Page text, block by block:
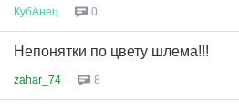
КубАнец 0
Непонятки по цвету шлема!!!
zahar_74 8